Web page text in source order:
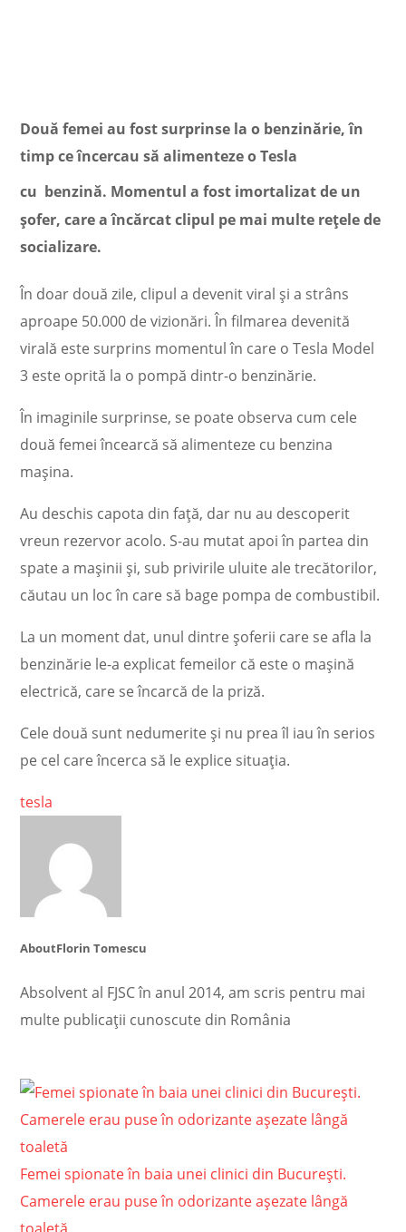
Două femei au fost surprinse la o benzinărie, în
timp ce încercau să alimenteze o Tesla
cu benzină. Momentul a fost imortalizat de un
șofer, care a încărcat clipul pe mai multe rețele de
socializare.
În doar două zile, clipul a devenit viral și a strâns
aproape 50.000 de vizionări. În filmarea devenită
virală este surprins momentul în care o Tesla Model
3 este oprită la o pompă dintr-o benzinărie.
În imaginile surprinse, se poate observa cum cele
două femei încearcă să alimenteze cu benzina
mașina.
Au deschis capota din față, dar nu au descoperit
vreun rezervor acolo. S-au mutat apoi în partea din
spate a mașinii și, sub privirile uluite ale trecătorilor,
căutau un loc în care să bage pompa de combustibil.
La un moment dat, unul dintre șoferii care se afla la
benzinărie le-a explicat femeilor că este o mașină
electrică, care se încarcă de la priză.
Cele două sunt nedumerite și nu prea îl iau în serios
pe cel care încerca să le explice situația.
tesla
AboutFlorin Tomescu
Absolvent al FJSC în anul 2014, am scris pentru mai
multe publicații cunoscute din România
Femei spionate în baia unei clinici din București.
Camerele erau puse în odorizante așezate lângă